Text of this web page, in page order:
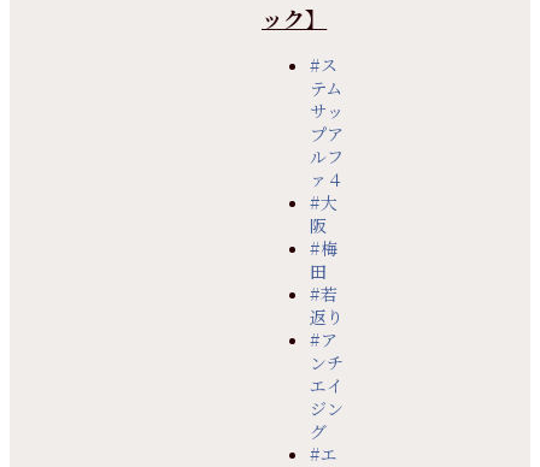
ック】
#ス
テム
サッ
プア
ルフ
ァ４
#大
阪
#梅
田
#若
返り
#ア
ンチ
エイ
ジン
グ
#エ